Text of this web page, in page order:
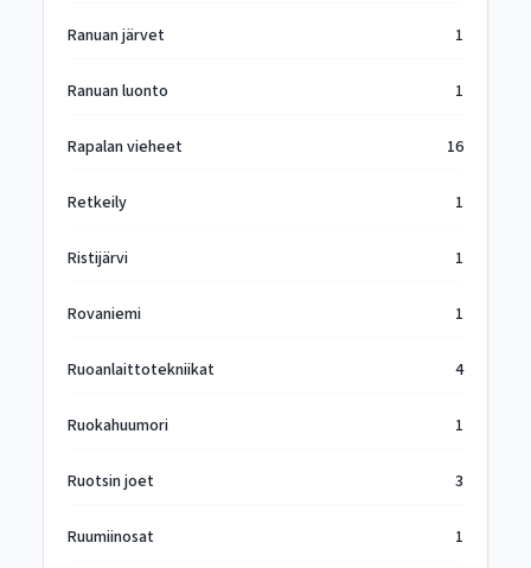
Ranuan järvet 1
Ranuan luonto 1
Rapalan vieheet 16
Retkeily 1
Ristijärvi 1
Rovaniemi 1
Ruoanlaittotekniikat 4
Ruokahuumori 1
Ruotsin joet 3
Ruumiinosat 1